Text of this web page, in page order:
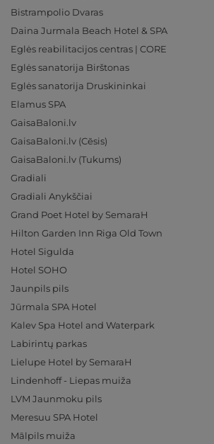
Bistrampolio Dvaras
Daina Jurmala Beach Hotel & SPA
Eglės reabilitacijos centras | CORE
Eglės sanatorija Birštonas
Eglės sanatorija Druskininkai
Elamus SPA
GaisaBaloni.lv
GaisaBaloni.lv (Cēsis)
GaisaBaloni.lv (Tukums)
Gradiali
Gradiali Anykščiai
Grand Poet Hotel by SemaraH
Hilton Garden Inn Riga Old Town
Hotel Sigulda
Hotel SOHO
Jaunpils pils
Jūrmala SPA Hotel
Kalev Spa Hotel and Waterpark
Labirintų parkas
Lielupe Hotel by SemaraH
Lindenhoff - Liepas muiža
LVM Jaunmoku pils
Meresuu SPA Hotel
Mālpils muiža